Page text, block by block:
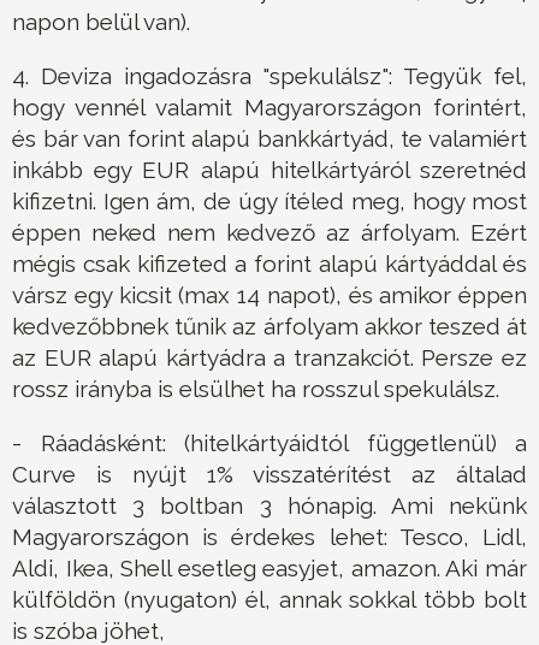
napon belül van).
4. Deviza ingadozásra "spekulálsz": Tegyük fel,
hogy vennél valamit Magyarországon forintért,
és bár van forint alapú bankkártyád, te valamiért
inkább egy EUR alapú hitelkártyáról szeretnéd
kifizetni. Igen ám, de úgy ítéled meg, hogy most
éppen neked nem kedvező az árfolyam. Ezért
mégis csak kifizeted a forint alapú kártyáddal és
vársz egy kicsit (max 14 napot), és amikor éppen
kedvezőbbnek tűnik az árfolyam akkor teszed át
az EUR alapú kártyádra a tranzakciót. Persze ez
rossz irányba is elsülhet ha rosszul spekulálsz.
- Ráadásként: (hitelkártyáidtól függetlenül) a
Curve is nyújt 1% visszatérítést az általad
választott 3 boltban 3 hónapig. Ami nekünk
Magyarországon is érdekes lehet: Tesco, Lidl,
Aldi, Ikea, Shell esetleg easyjet, amazon. Aki már
külföldön (nyugaton) él, annak sokkal több bolt
is szóba jöhet,